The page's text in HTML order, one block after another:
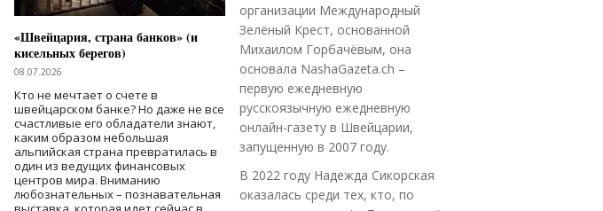
«Швейцария, страна банков» (и
кисельных берегов)
08.07.2026
Кто не мечтает о счете в
швейцарском банке? Но даже не все
счастливые его обладатели знают,
каким образом небольшая
альпийская страна превратилась в
один из ведущих финансовых
центров мира. Вниманию
любознательных – познавательная
организации Международный
Зелёный Крест, основанной
Михаилом Горбачёвым, она
основала NashaGazeta.ch –
первую ежедневную
русскоязычную ежедневную
онлайн-газету в Швейцарии,
запущенную в 2007 году.
В 2022 году Надежда Сикорская
оказалась среди тех, кто, по